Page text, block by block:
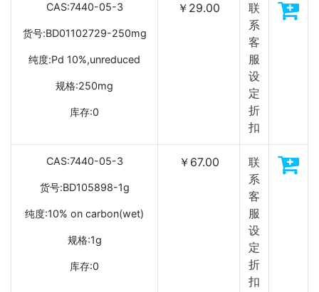
CAS:7440-05-3
货号:BD01102729-250mg
纯度:Pd 10%,unreduced
规格:250mg
库存:0
￥29.00
联
系
客
服
设
定
折
扣
CAS:7440-05-3
货号:BD105898-1g
纯度:10% on carbon(wet)
规格:1g
库存:0
￥67.00
联
系
客
服
设
定
折
扣